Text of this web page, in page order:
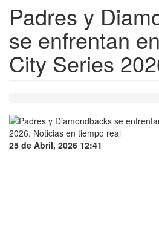
Padres y
se enfrentan
City Series
25 de Abril, 2026 12:41